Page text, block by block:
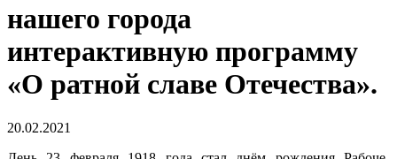
нашего города
интерактивную программу
«О ратной славе Отечества».
20.02.2021